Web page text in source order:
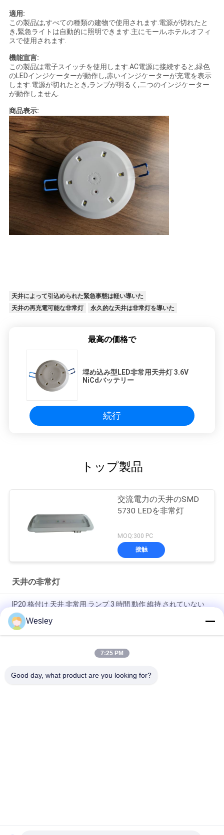
用
を
要
求
し
な
さ
い
地
図
プ
バ
適用:
この製品は,すべての種類の建物で使用されます.電源が切れたと
き,緊急ライトは自動的に照明できます.主にモール,ホテル,オフィ
スで使用されます.
機能宣言:
この製品は電子スイッチを使用します.AC電源に接続すると,緑色
のLEDインジケーターが動作し,赤いインジケーターが充電を表示
します.電源が切れたとき,ランプが明るく,二つのインジケーター
が動作しません.
商品表示:
天井によって引込められた緊急事態は軽い導いた
天井の再充電可能な非常灯
永久的な天井は非常灯を導いた
最高の価格で
埋め込み型LED非常用天井灯 3.6V
NiCdバッテリー
続行
トップ製品
交流電力の天井のSMD
5730 LEDを非常灯
MOQ:300 PC
接触
天井の非常灯
IP20 格付け 天井 非常用 ランプ 3 時間 動作 維持 されていない
LED 非常用 ランプ
3時間稼働し,維持されていない機能を持つ,防火型リセッズ型
Wesley
7:25 PM
Good day, what product are you looking for?